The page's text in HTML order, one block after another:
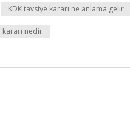
KDK tavsiye kararı ne anlama gelir
kararı nedir